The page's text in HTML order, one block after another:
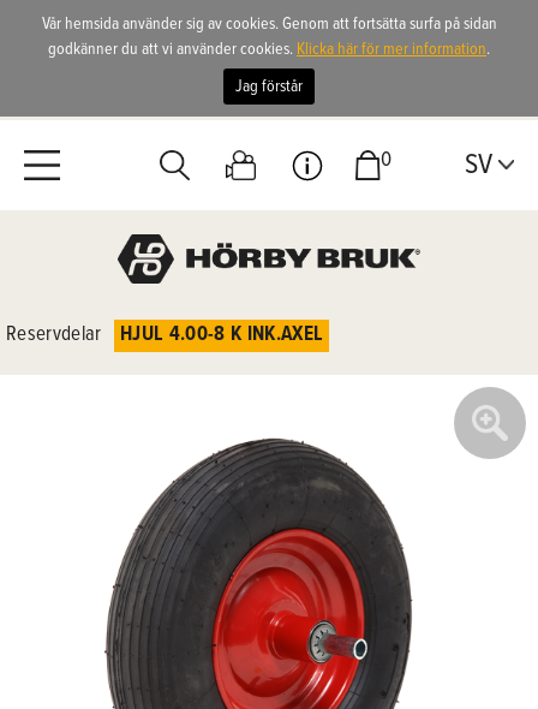
0 SV
Reservdelar HJUL 4.00-8 K INK.AXEL
Vår hemsida använder sig av cookies. Genom att fortsätta surfa på sidan
godkänner du att vi använder cookies. Klicka här för mer information.
Jag förstår